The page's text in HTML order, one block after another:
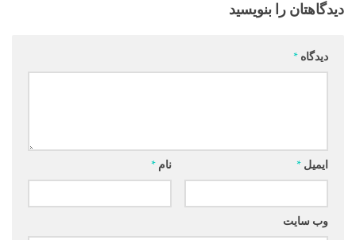
دیدگاهتان را بنویسید
دیدگاه *
نام * ایمیل *
وب‌ سایت